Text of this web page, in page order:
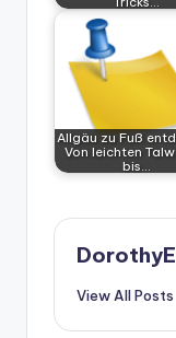
Allgäu zu Fuß
Von leichten
bis…
View All Posts